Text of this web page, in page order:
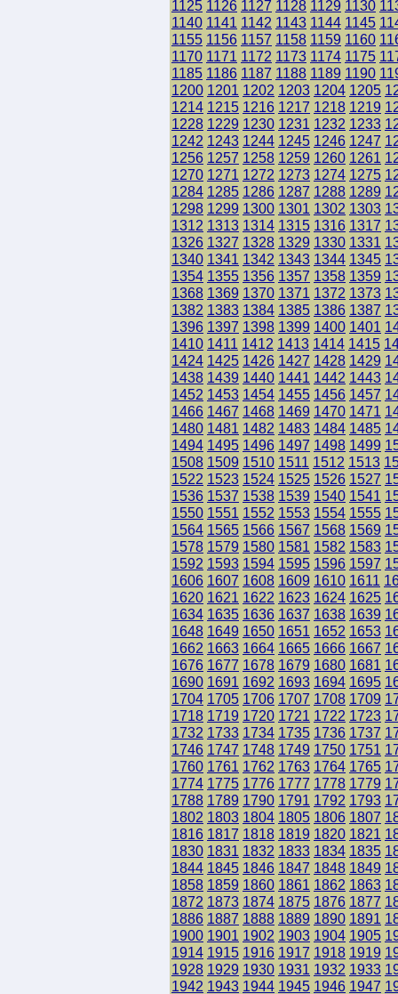
1125 1126 1127 1128 1129 1130
1140 1141 1142 1143 1144 1145
1155 1156 1157 1158 1159 1160
1170 1171 1172 1173 1174 1175
1185 1186 1187 1188 1189 1190
1200 1201 1202 1203 1204 1205
1214 1215 1216 1217 1218 1219
1228 1229 1230 1231 1232 1233
1242 1243 1244 1245 1246 1247
1256 1257 1258 1259 1260 1261
1270 1271 1272 1273 1274 1275
1284 1285 1286 1287 1288 1289
1298 1299 1300 1301 1302 1303
1312 1313 1314 1315 1316 1317
1326 1327 1328 1329 1330 1331
1340 1341 1342 1343 1344 1345
1354 1355 1356 1357 1358 1359
1368 1369 1370 1371 1372 1373
1382 1383 1384 1385 1386 1387
1396 1397 1398 1399 1400 1401
1410 1411 1412 1413 1414 1415
1424 1425 1426 1427 1428 1429
1438 1439 1440 1441 1442 1443
1452 1453 1454 1455 1456 1457
1466 1467 1468 1469 1470 1471
1480 1481 1482 1483 1484 1485
1494 1495 1496 1497 1498 1499
1508 1509 1510 1511 1512 1513
1522 1523 1524 1525 1526 1527
1536 1537 1538 1539 1540 1541
1550 1551 1552 1553 1554 1555
1564 1565 1566 1567 1568 1569
1578 1579 1580 1581 1582 1583
1592 1593 1594 1595 1596 1597
1606 1607 1608 1609 1610 1611
1620 1621 1622 1623 1624 1625
1634 1635 1636 1637 1638 1639
1648 1649 1650 1651 1652 1653
1662 1663 1664 1665 1666 1667
1676 1677 1678 1679 1680 1681
1690 1691 1692 1693 1694 1695
1704 1705 1706 1707 1708 1709
1718 1719 1720 1721 1722 1723
1732 1733 1734 1735 1736 1737
1746 1747 1748 1749 1750 1751
1760 1761 1762 1763 1764 1765
1774 1775 1776 1777 1778 1779
1788 1789 1790 1791 1792 1793
1802 1803 1804 1805 1806 1807
1816 1817 1818 1819 1820 1821
1830 1831 1832 1833 1834 1835
1844 1845 1846 1847 1848 1849
1858 1859 1860 1861 1862 1863
1872 1873 1874 1875 1876 1877
1886 1887 1888 1889 1890 1891
1900 1901 1902 1903 1904 1905
1914 1915 1916 1917 1918 1919
1928 1929 1930 1931 1932 1933
1942 1943 1944 1945 1946 1947